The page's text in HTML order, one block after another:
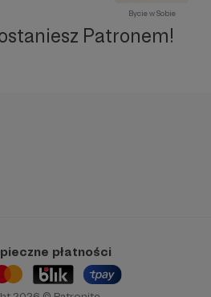
Bycie w Sobie
Patronem!
płatności